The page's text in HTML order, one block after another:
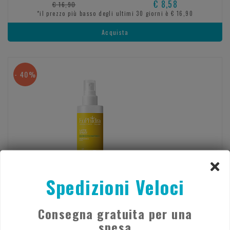
€ 16,90 € 8,58
*il prezzo più basso degli ultimi 30 giorni è € 16,90
Acquista
EUPHIDRA LAT SPR DERMOPED 50
- 40%
Spedizioni Veloci
Consegna gratuita per una